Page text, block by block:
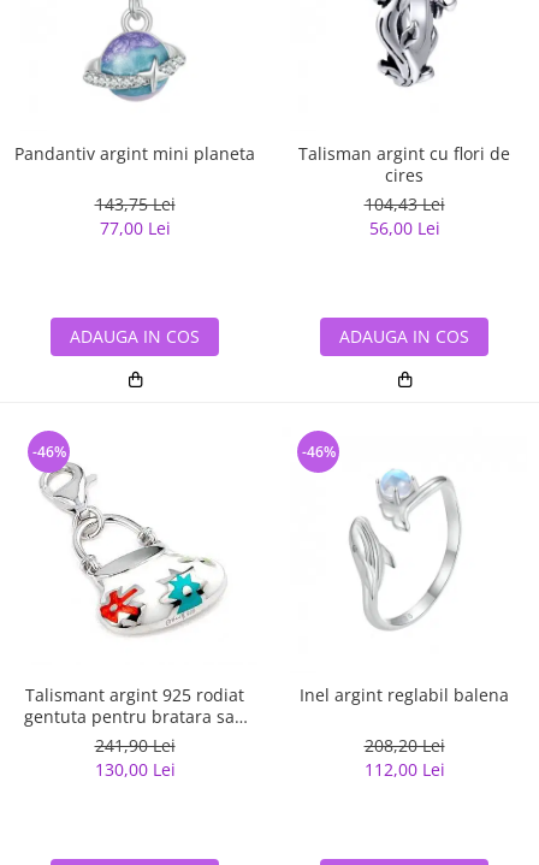
Pandantiv argint mini planeta
143,75 Lei
77,00 Lei
ADAUGA IN COS
Talisman argint cu flori de
cires
104,43 Lei
56,00 Lei
ADAUGA IN COS
Talismant argint 925 rodiat
gentuta pentru bratara sau
lant
241,90 Lei
130,00 Lei
-46%
Inel argint reglabil balena
208,20 Lei
112,00 Lei
-46%